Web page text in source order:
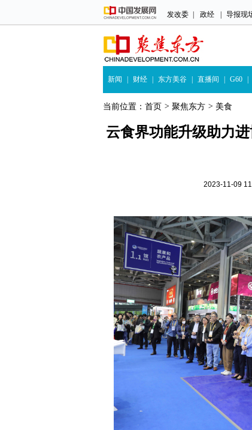
发改委 政经 导报现
新闻 财经 东方美谷 直播间 G60
当前位置： 首页 > 聚焦东方 > 美食
云食界功能升级助力
2023-11-09